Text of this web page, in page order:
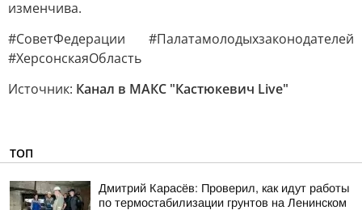
изменчива.
#СоветФедерации #Палатамолодыхзаконодателей
#ХерсонскаяОбласть
Источник: Канал в МАКС "Кастюкевич Live"
ТОП
Дмитрий Карасёв: Проверил, как идут работы
по термостабилизации грунтов на Ленинском